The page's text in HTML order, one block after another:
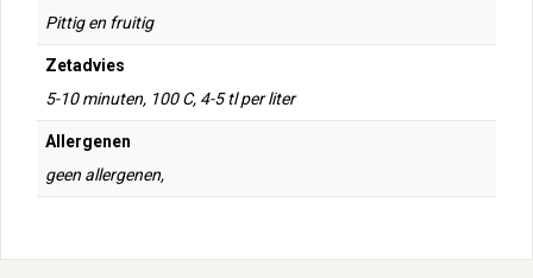
Pittig en fruitig
Zetadvies
5-10 minuten, 100 C, 4-5 tl per liter
Allergenen
geen allergenen,